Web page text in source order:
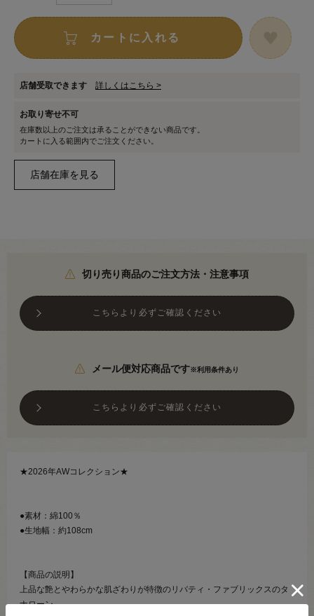
カートに入れる
店舗受取できます 詳しくはこちら >
お取り寄せ不可
在庫数以上のご注文は承ることができない商品です。
カートに入る範囲内でご注文ください。
切り売り商品のご注文方法・注意事項
こちらより必ずご確認ください
メール便対応商品です※利用条件あり
こちらより必ずご確認ください
★2026年AWコレクション★
●素材：綿100％
●生地幅：約108cm
【商品の説明】
上品な艶とやわらかな肌ざわりが特徴のリバティ・ファブリックスのタ
ナローン。